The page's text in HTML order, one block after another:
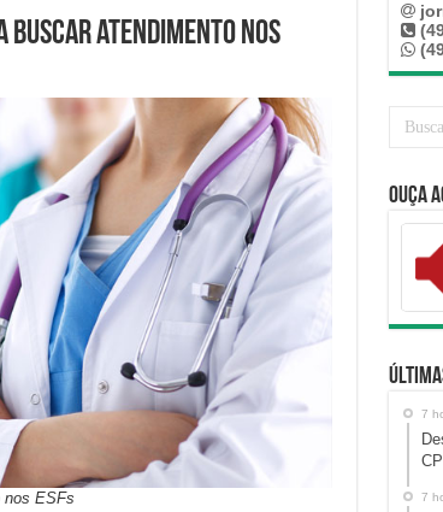
buscar atendimento nos
nos ESFs
Ouça
7
7